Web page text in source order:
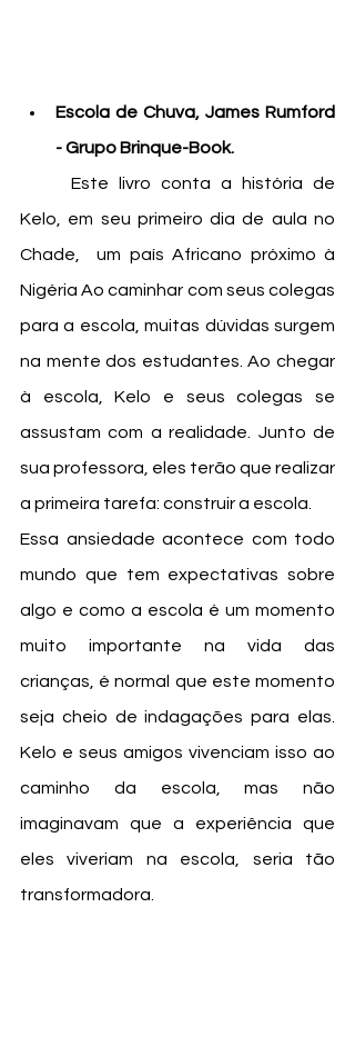
Escola de Chuva, James Rumford
- Grupo Brinque-Book.
Kelo, em seu primeiro dia de aula no
Chade,  um país Africano próximo à
Nigéria Ao caminhar com seus colegas
para a escola, muitas dúvidas surgem
na mente dos estudantes. Ao chegar
à escola, Kelo e seus colegas se
assustam com a realidade. Junto de
sua professora, eles terão que realizar
a primeira tarefa: construir a escola.
Essa ansiedade acontece com todo
mundo que tem expectativas sobre
algo e como a escola é um momento
muito importante na vida das
crianças, é normal que este momento
seja cheio de indagações para elas.
Kelo e seus amigos vivenciam isso ao
caminho da escola, mas não
imaginavam que a experiência que
eles viveriam na escola, seria tão
transformadora.